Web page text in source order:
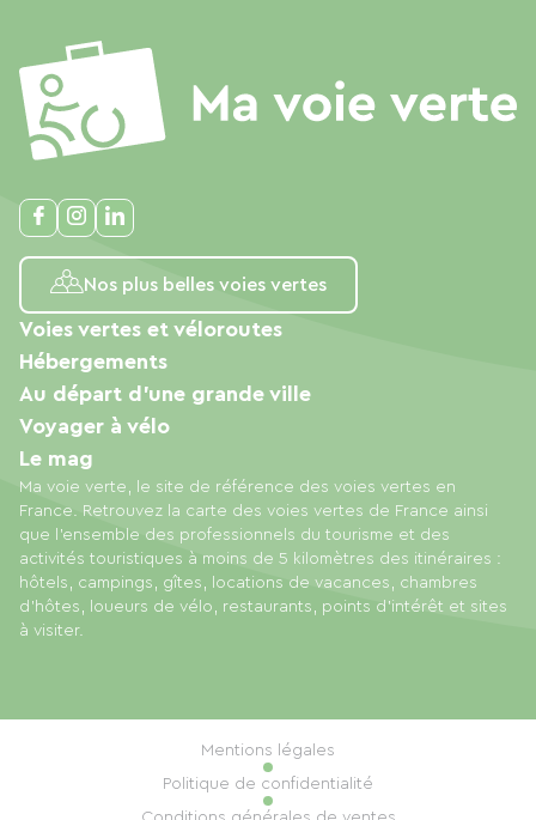
Nos plus belles voies vertes
Ma voie verte, le site de référence des voies vertes en
France. Retrouvez la carte des voies vertes de France ainsi
que l'ensemble des professionnels du tourisme et des
activités touristiques à moins de 5 kilomètres des itinéraires :
hôtels, campings, gîtes, locations de vacances, chambres
d'hôtes, loueurs de vélo, restaurants, points d'intérêt et sites
à visiter.
Voies vertes et véloroutes
Hébergements
Au départ d'une grande ville
Voyager à vélo
Le mag
Mentions légales
Politique de confidentialité